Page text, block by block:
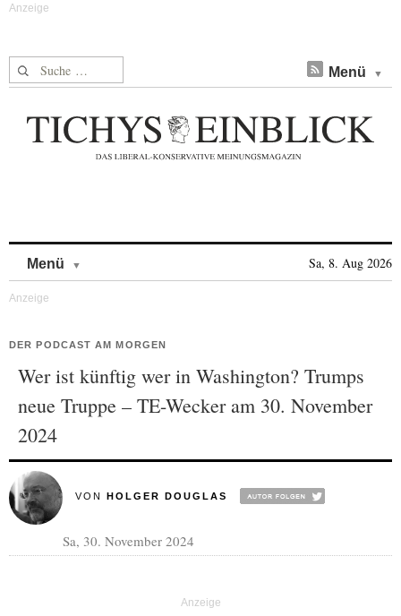
Suche nach: Menü
Menü Sa, 8. Aug 2026
DER PODCAST AM MORGEN
Wer ist künftig wer in Washington? Trumps
neue Truppe – TE-Wecker am 30. November
2024
VON HOLGER DOUGLAS
Sa, 30. November 2024